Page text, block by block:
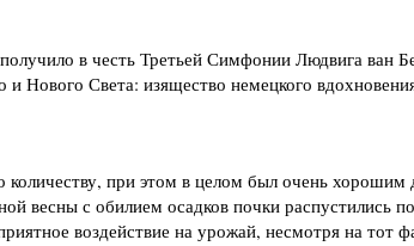
в честь Третьей Симфонии Людвига ван
и Нового Света: изящество немецкого
при этом в целом был очень хорошим
весны с обилием осадков почки распустились
воздействие на урожай, несмотря на тот